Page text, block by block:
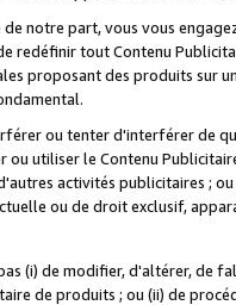
notre part, vous vous
redéfinir tout Contenu
proposant des produits sur
ou tenter d'interférer de
ou utiliser le Contenu
activités publicitaires ;
ou de droit exclusif,
(i) de modifier, d'altérer, de
de produits ; ou (ii) de